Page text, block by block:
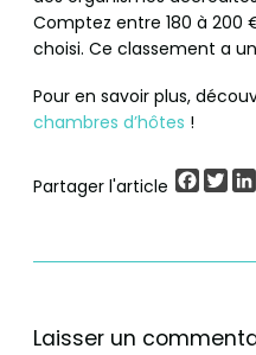
Comptez entre 180 à 200
choisi. Ce classement a
Pour en savoir plus,
chambres d’hôtes !
Partager l'article
Laisser un